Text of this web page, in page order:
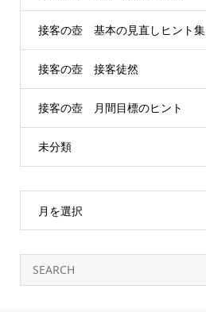
接客の壺 基本の見直しヒント集
接客の壺 接客徒然
接客の壺 月間目標のヒント
未分類
月を選択